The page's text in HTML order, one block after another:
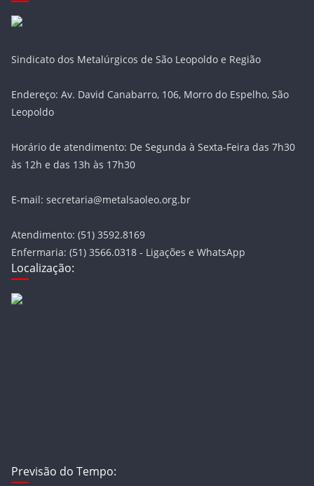
Sindicato dos Metalúrgicos de São Leopoldo e Região
Endereço: Av. David Canabarro, 106, Morro do Espelho, São
Leopoldo
Horário de atendimento: De Segunda à Sexta-Feira das 7h30
às 12h e das 13h às 17h30
E-mail: secretaria@metalsaoleo.org.br
Atendimento: (51) 3592.8169
Enfermaria: (51) 3566.0318 - Ligações e WhatsApp
Localização:
Previsão do Tempo: